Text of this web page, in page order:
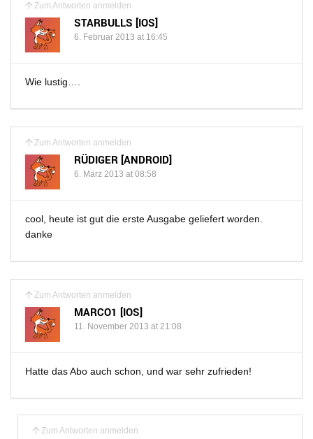
Zum Antworten anmelden
STARBULLS [IOS]
6. Februar 2013 at 16:45
Wie lustig….
Zum Antworten anmelden
RÜDIGER [ANDROID]
6. März 2013 at 08:58
cool, heute ist gut die erste Ausgabe geliefert worden.
danke
Zum Antworten anmelden
MARCO1 [IOS]
11. November 2013 at 21:08
Hatte das Abo auch schon, und war sehr zufrieden!
Zum Antworten anmelden